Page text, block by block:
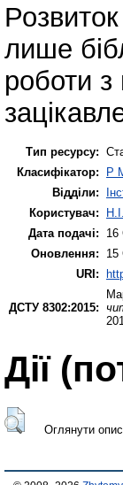
лише
роботи
Тип ресурсу:
Класифікатор:
P
Відділи:
Користувач:
Дата подачі:
16
Оновлення:
15
URI:
ДСТУ 8302:2015:
Дії
Оглянути